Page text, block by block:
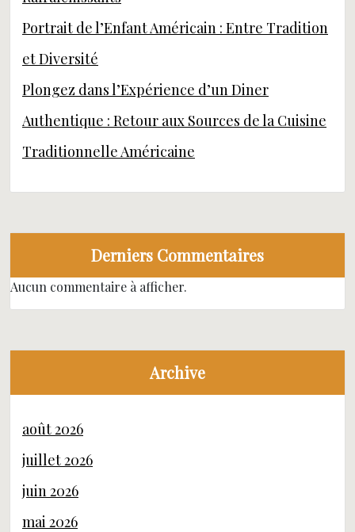
Portrait de l’Enfant Américain : Entre Tradition
et Diversité
Plongez dans l’Expérience d’un Diner
Authentique : Retour aux Sources de la Cuisine
Traditionnelle Américaine
Derniers Commentaires
Aucun commentaire à afficher.
Archive
août 2026
juillet 2026
juin 2026
mai 2026